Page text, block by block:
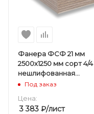
Фанера ФСФ 21 мм
2500х1250 мм сорт 4/4
нешлифованная
березовая
Под заказ
Цена:
3 383 ₽/лист